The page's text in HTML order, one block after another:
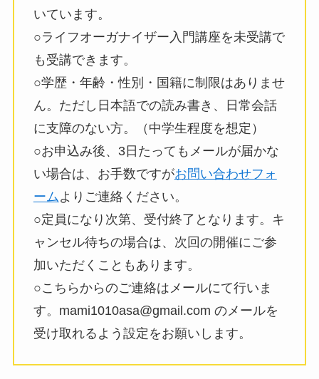
いています。
○ライフオーガナイザー入門講座を未受講で
も受講できます。
○学歴・年齢・性別・国籍に制限はありませ
ん。ただし日本語での読み書き、日常会話
に支障のない方。（中学生程度を想定）
○お申込み後、3日たってもメールが届かな
い場合は、お手数ですがお問い合わせフォ
ームよりご連絡ください。
○定員になり次第、受付終了となります。キ
ャンセル待ちの場合は、次回の開催にご参
加いただくこともあります。
○こちらからのご連絡はメールにて行いま
す。mami1010asa@gmail.com のメールを
受け取れるよう設定をお願いします。